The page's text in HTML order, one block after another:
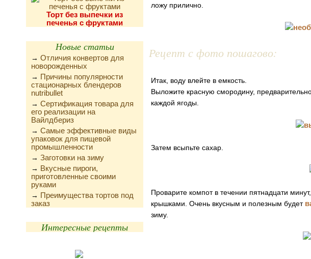
Торт без выпечки из
печенья с фруктами
Новые статьи
→ Отличия конвертов для
новорожденных
→ Причины популярности
стационарных блендеров
nutribullet
→ Сертификация товара для
его реализации на
Вайлдбериз
→ Самые эффективные виды
упаковок для пищевой
промышленности
→ Заготовки на зиму
→ Вкусные пироги,
приготовленные своими
руками
→ Преимущества тортов под
заказ
Интересные рецепты
ложу прилично.
Рецепт с фото пошагово:
Итак, воду влейте в емкость.
Выложите красную смородину,
каждой ягоды.
Затем всыпьте сахар.
Проварите компот в течении пятнадцати
крышками. Очень вкусным и полезным будет
зиму.